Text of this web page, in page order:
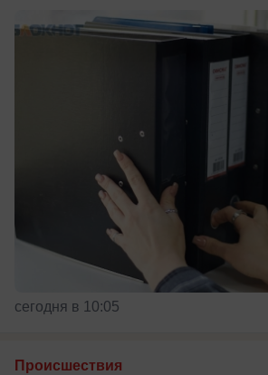
сегодня в 10:05
Происшествия